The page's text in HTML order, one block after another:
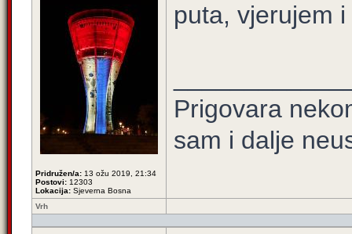
Pridružen/a: 13 ožu 2019, 21:34
Postovi: 12303
Lokacija: Sjeverna Bosna
puta, vjerujem
Prigovara
sam i dalje
Vrh